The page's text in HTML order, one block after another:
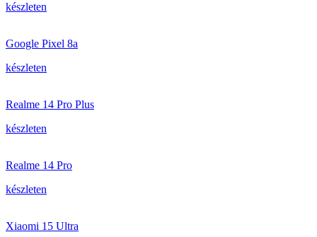
készleten
Google Pixel 8a
készleten
Realme 14 Pro Plus
készleten
Realme 14 Pro
készleten
Xiaomi 15 Ultra